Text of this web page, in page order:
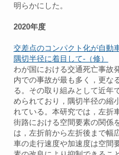
明らかにした。
2020年度
交差点のコンパクト化が自動
隅切半径に着目して-（修）
わが国における交通死亡事故
内での事故が最も多く，更な
る。その取り組みとして近年
められており，隅切半径の縮
れている。本研究では，左折
街路における空間要素の関係
は，左折前から左折後まで幅
車の走行速度や加速度は空間